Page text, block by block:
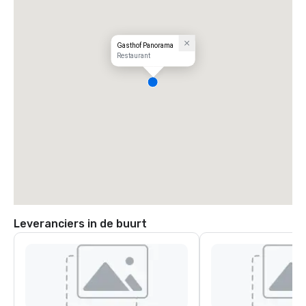
Gasthof Panorama
Restaurant
Leveranciers in de buurt